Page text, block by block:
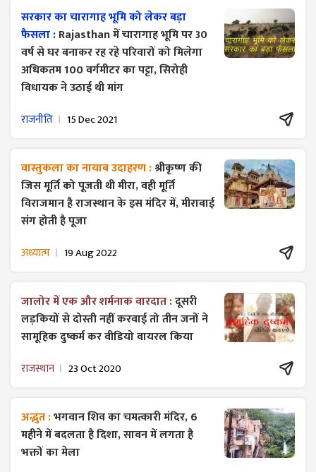
सरकार का चारागाह भूमि को लेकर बड़ा
फैसला :Rajasthan में चारागाह भूमि पर 30
वर्ष से घर बनाकर रह रहे परिवारों को मिलेगा
अधिकतम 100 वर्गमीटर का पट्टा, सिरोही
विधायक ने उठाई थी मांग
राजनीति 15 Dec 2021
वास्तुकला का नायाब उदाहरण :श्रीकृष्ण की
जिस मूर्ति को पूजती थी मीरा, वही मूर्ति
विराजमान है राजस्थान के इस मंदिर में, मीराबाई
संग होती है पूजा
अध्यात्म 19 Aug 2022
जालोर में एक और शर्मनाक वारदात :दूसरी
लड़कियों से दोस्ती नहीं करवाई तो तीन जनों ने
सामूहिक दुष्कर्म कर वीडियो वायरल किया
राजस्थान 23 Oct 2020
अद्भुत :भगवान शिव का चमत्कारी मंदिर, 6
महीने में बदलता है दिशा, सावन में लगता है
भक्तों का मेला